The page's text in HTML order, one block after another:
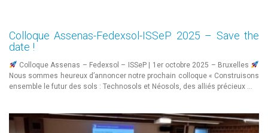
Colloque Assenas-Fedexsol-ISSeP 2025 – Save the
date !
Colloque Assenas – Fedexsol – ISSeP | 1er octobre 2025 – Bruxelles
Nous sommes heureux d’annoncer notre prochain colloque « Construisons
ensemble le futur des sols : Technosols et Néosols, des alliés précieux …